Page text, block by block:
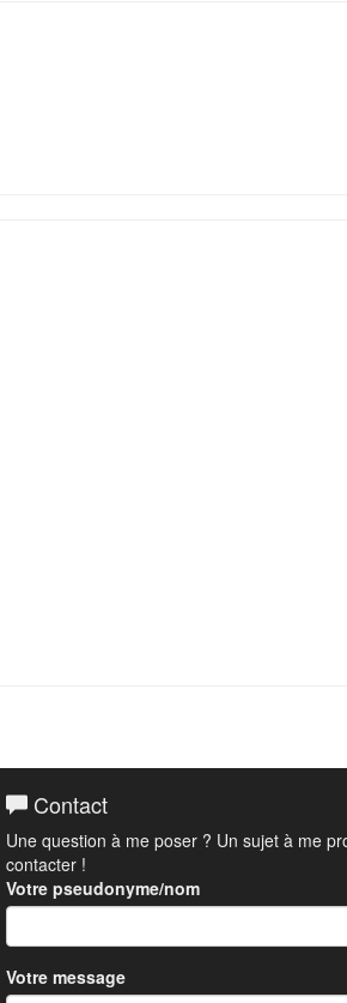
Contact
Une question à me poser ? Un sujet à me
contacter !
Votre pseudonyme/nom
Votre message